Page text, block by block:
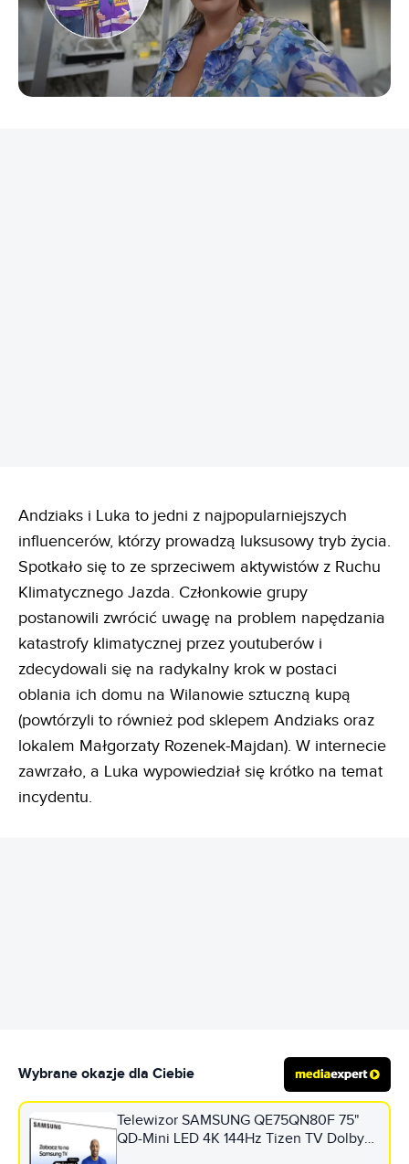
Andziaks i Luka to jedni z najpopularniejszych
influencerów, którzy prowadzą luksusowy tryb życia.
Spotkało się to ze sprzeciwem aktywistów z Ruchu
Klimatycznego Jazda. Członkowie grupy
postanowili zwrócić uwagę na problem napędzania
katastrofy klimatycznej przez youtuberów i
zdecydowali się na radykalny krok w postaci
oblania ich domu na Wilanowie sztuczną kupą
(powtórzyli to również pod sklepem Andziaks oraz
lokalem Małgorzaty Rozenek-Majdan). W internecie
zawrzało, a Luka wypowiedział się krótko na temat
incydentu.
Wybrane okazje dla Ciebie
Telewizor SAMSUNG QE75QN80F 75"
QD-Mini LED 4K 144Hz Tizen TV Dolby